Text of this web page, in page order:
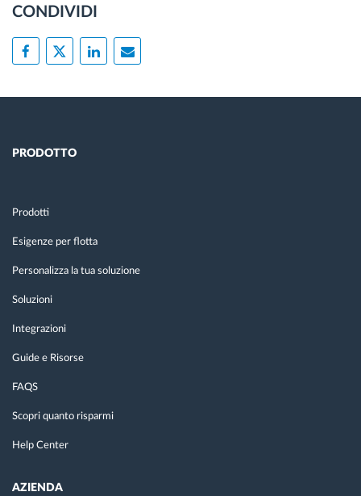
CONDIVIDI
PRODOTTO
Prodotti
Esigenze per flotta
Personalizza la tua soluzione
Soluzioni
Integrazioni
Guide e Risorse
FAQS
Scopri quanto risparmi
Help Center
AZIENDA